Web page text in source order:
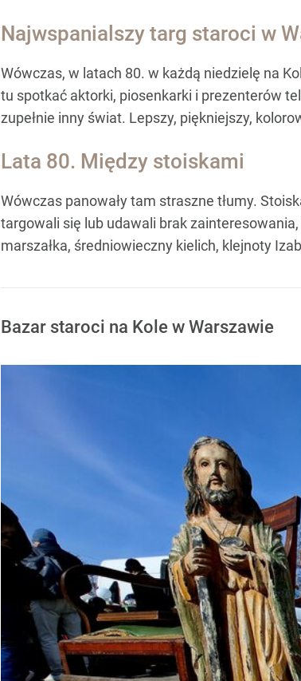
Najwspanialszy targ staroci w
Wówczas, w latach 80. w każdą niedzielę na
tu spotkać aktorki, piosenkarki i prezenterów
zupełnie inny świat. Lepszy, piękniejszy,
Lata 80. Między stoiskami
Wówczas panowały tam straszne tłumy.
targowali się lub udawali brak
marszałka, średniowieczny kielich, klejnoty
Bazar staroci na Kole w Warszawie